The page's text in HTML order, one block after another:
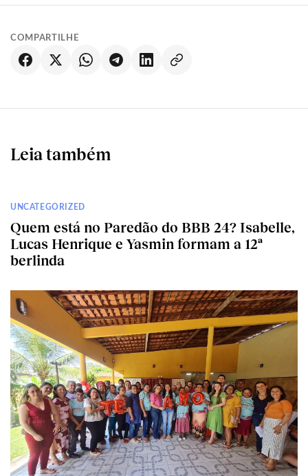
COMPARTILHE
Leia também
UNCATEGORIZED
Quem está no Paredão do BBB 24? Isabelle,
Lucas Henrique e Yasmin formam a 12ª
berlinda